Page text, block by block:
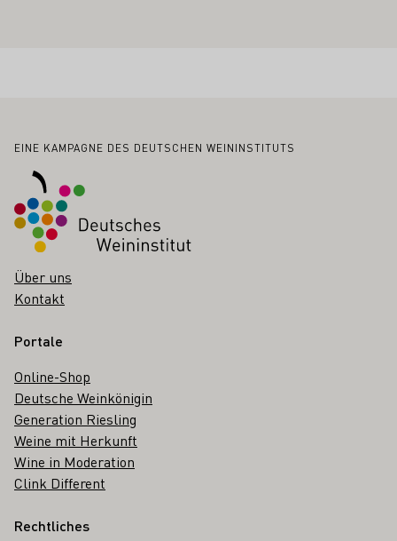
Fußbereich
EINE KAMPAGNE DES DEUTSCHEN WEININSTITUTS
Über uns
Kontakt
Portale
Online-Shop
Deutsche Weinkönigin
Generation Riesling
Weine mit Herkunft
Wine in Moderation
Clink Different
Rechtliches